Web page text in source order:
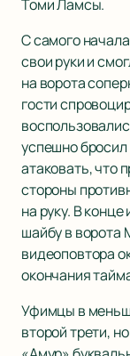
Томи Ламсы.
С самого
свои руки и
на ворота
гости
успешно
атаковать, что
стороны
на руку. В
шайбу в ворота
видеоповтора
окончания
Уфимцы в
второй трети,